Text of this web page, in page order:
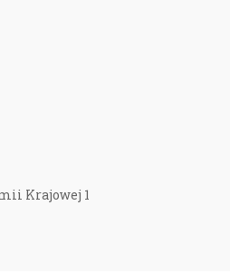
Krajowej 1